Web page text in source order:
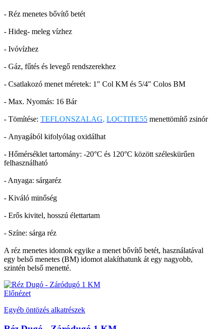
- Réz menetes bővítő betét
- Hideg- meleg vízhez
- Ivóvízhez
- Gáz, fűtés és levegő rendszerekhez
- Csatlakozó menet méretek: 1" Col KM és 5/4" Colos BM
- Max. Nyomás: 16 Bár
- Tömítése: TEFLONSZALAG, LOCTITE55 menettömítő zsinór
- Anyagából kifolyólag oxidálhat
- Hőmérséklet tartomány: -20°C és 120°C között széleskürűen
felhasználható
- Anyaga: sárgaréz
- Kiváló minőség
- Erős kivitel, hosszú élettartam
- Színe: sárga réz
A réz menetes idomok egyike a menet bővítő betét, használatával
egy belső menetes (BM) idomot alakíthatunk át egy nagyobb,
szintén belső menetté.
Előnézet
Egyéb öntözés alkatrészek